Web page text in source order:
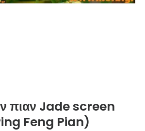
πιαν Jade screen
Feng Pian)